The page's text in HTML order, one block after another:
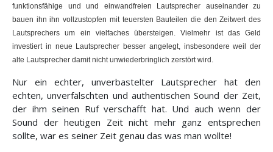
funktionsfähige und und einwandfreien Lautsprecher auseinander zu
bauen ihn ihn vollzustopfen mit teuersten Bauteilen die den Zeitwert des
Lautsprechers um ein vielfaches übersteigen. Vielmehr ist das Geld
investiert in neue Lautsprecher besser angelegt, insbesondere weil der
alte Lautsprecher damit nicht unwiederbringlich zerstört wird.
Nur ein echter, unverbastelter Lautsprecher hat den
echten, unverfälschten und authentischen Sound der Zeit,
der ihm seinen Ruf verschafft hat. Und auch wenn der
Sound der heutigen Zeit nicht mehr ganz entsprechen
sollte, war es seiner Zeit genau das was man wollte!